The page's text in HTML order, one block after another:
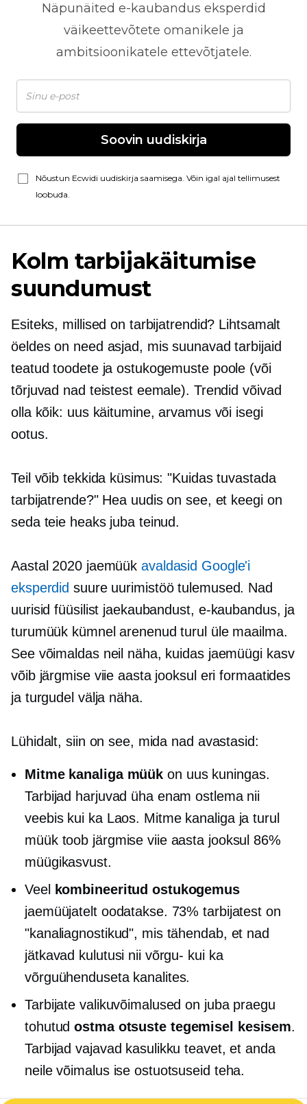
Näpunäited e-kaubandus eksperdid
väikeettevõtete omanikele ja
ambitsioonikatele ettevõtjatele.
Soovin uudiskirja
Nõustun Ecwidi uudiskirja saamisega. Võin igal ajal tellimusest
loobuda.
Kolm tarbijakäitumise
suundumust
Esiteks, millised on tarbijatrendid? Lihtsamalt
öeldes on need asjad, mis suunavad tarbijaid
teatud toodete ja ostukogemuste poole (või
tõrjuvad nad teistest eemale). Trendid võivad
olla kõik: uus käitumine, arvamus või isegi
ootus.
Teil võib tekkida küsimus: "Kuidas tuvastada
tarbijatrende?" Hea uudis on see, et keegi on
seda teie heaks juba teinud.
Aastal 2020 jaemüük avaldasid Google'i
eksperdid suure uurimistöö tulemused. Nad
uurisid füüsilist jaekaubandust, e-kaubandus, ja
turumüük kümnel arenenud turul üle maailma.
See võimaldas neil näha, kuidas jaemüügi kasv
võib järgmise viie aasta jooksul eri formaatides
ja turgudel välja näha.
Lühidalt, siin on see, mida nad avastasid:
Mitme kanaliga müük on uus kuningas.
Tarbijad harjuvad üha enam ostlema nii
veebis kui ka Laos. Mitme kanaliga ja turul
müük toob järgmise viie aasta jooksul 86%
müügikasvust.
Veel
kombineeritud ostukogemus
jaemüüjatelt oodatakse. 73% tarbijatest on
"kanaliagnostikud", mis tähendab, et nad
jätkavad kulutusi nii võrgu- kui ka
võrguühenduseta kanalites.
Tarbijate valikuvõimalused on juba praegu
tohutudostma otsuste tegemisel kesisem.
Tarbijad vajavad kasulikku teavet, et anda
neile võimalus ise ostuotsuseid teha.